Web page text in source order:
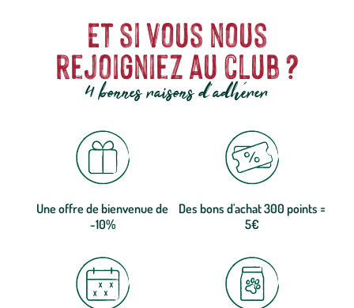
Et si vous nous
rejoigniez au club ?
4 bonnes raisons d'adhérer
Une offre de bienvenue de
-10%
Des bons d'achat 300 points =
5€